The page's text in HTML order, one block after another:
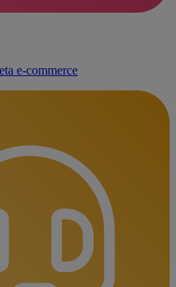
e‑commerce